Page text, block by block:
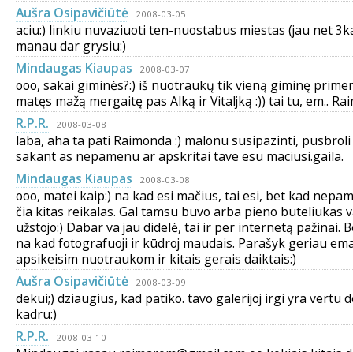
Aušra Osipavičiūtė
2008-03-05
aciu:) linkiu nuvaziuoti ten-nuostabus miestas (jau net
manau dar grysiu:)
Mindaugas Kiaupas
2008-03-07
ooo, sakai giminės?:) iš nuotraukų tik vieną giminę
matęs mažą mergaitę pas Alką ir Vitaljką :)) tai tu, em..
R.P.R.
2008-03-08
laba, aha ta pati Raimonda :) malonu susipazinti, pusbroli
sakant as nepamenu ar apskritai tave esu maciusi.gaila.
Mindaugas Kiaupas
2008-03-08
ooo, matei kaip:) na kad esi mačius, tai esi, bet kad
čia kitas reikalas. Gal tamsu buvo arba pieno buteliukas
užstojo:) Dabar va jau didelė, tai ir per internetą pažinai.
na kad fotografuoji ir kūdroj maudais. Parašyk geriau
apsikeisim nuotraukom ir kitais gerais daiktais:)
Aušra Osipavičiūtė
2008-03-09
dekui;) dziaugius, kad patiko. tavo galerijoj irgi yra vertu
kadru:)
R.P.R.
2008-03-10